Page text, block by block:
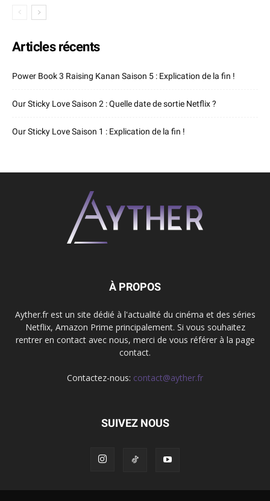
Articles récents
Power Book 3 Raising Kanan Saison 5 : Explication de la fin !
Our Sticky Love Saison 2 : Quelle date de sortie Netflix ?
Our Sticky Love Saison 1 : Explication de la fin !
À PROPOS
Ayther.fr est un site dédié à l'actualité du cinéma et des séries
Netflix, Amazon Prime principalement. Si vous souhaitez
rentrer en contact avec nous, merci de vous référer à la page
contact.
Contactez-nous: contact@ayther.fr
SUIVEZ NOUS